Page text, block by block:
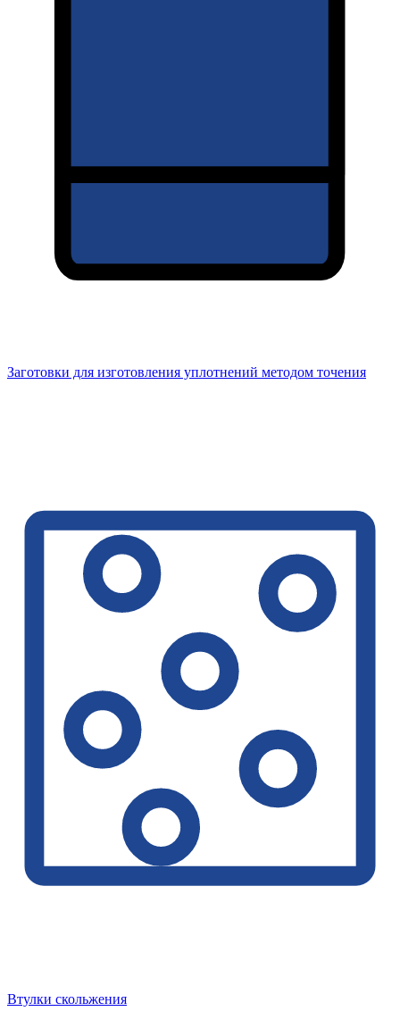
Заготовки для изготовления уплотнений методом точения
Втулки скольжения